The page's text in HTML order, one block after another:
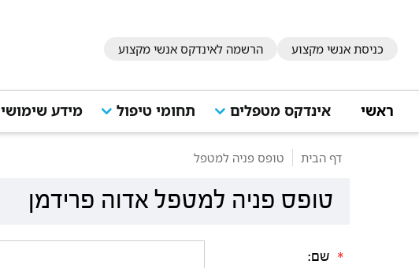
כניסת אנשי מקצוע הרשמה לאינדקס אנשי מקצוע
ראשי אינדקס מטפלים תחומי טיפול מידע שימושי
דף הבית טופס פניה למטפל
טופס פניה למטפל אדוה פרידמן
* שם: